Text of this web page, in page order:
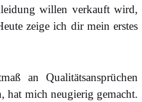
willen verkauft wird,
zeige ich dir mein erstes
an Qualitätsansprüchen
hat mich neugierig gemacht.